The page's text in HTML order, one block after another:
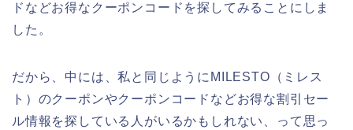
ドなどお得なクーポンコードを探してみることにしま
した。
だから、中には、私と同じようにMILESTO（ミレス
ト）のクーポンやクーポンコードなどお得な割引セー
ル情報を探している人がいるかもしれない、って思っ